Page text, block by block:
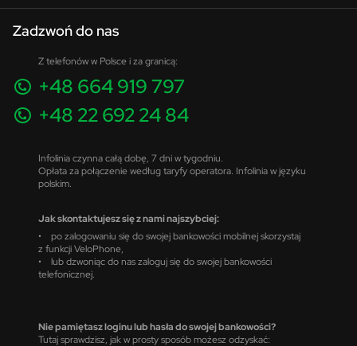
Zadzwoń do nas
Z telefonów w Polsce i za granicą:
+48 664 919 797
+48 22 692 24 84
Infolinia czynna całą dobę, 7 dni w tygodniu.
Opłata za połączenie według taryfy operatora. Infolinia w języku
polskim.
Jak skontaktujesz się z nami najszybciej:
• po zalogowaniu się do swojej bankowości mobilnej skorzystaj
z funkcji VeloPhone,
• lub dzwoniąc do nas zaloguj się do swojej bankowości
telefonicznej.
Nie pamiętasz loginu lub hasła do swojej bankowości?
Tutaj sprawdzisz, jak w prosty sposób możesz odzyskać: